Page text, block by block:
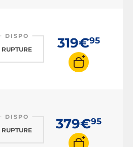
DISPO
RUPTURE 319€95
DISPO
RUPTURE 379€95